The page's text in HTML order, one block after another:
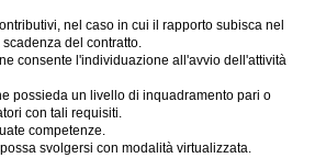
nel caso in cui il rapporto subisca nel
del contratto.
consente l'individuazione all'avvio dell'attività
possieda un livello di inquadramento pari o
con tali requisiti.
competenze.
svolgersi con modalità virtualizzata.